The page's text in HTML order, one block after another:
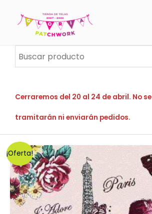
Cerraremos del 20 al 24 de abril. No se
tramitarán ni enviarán pedidos.
¡Oferta!